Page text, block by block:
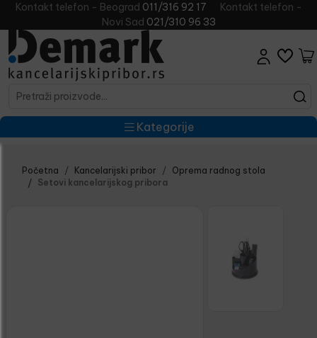
Kontakt telefon - Beograd 011/316 92 17
Kontakt telefon -
Novi Sad 021/310 96 33
Kategorije
Početna Kancelarijski pribor
Oprema radnog stola
Setovi kancelarijskog pribora